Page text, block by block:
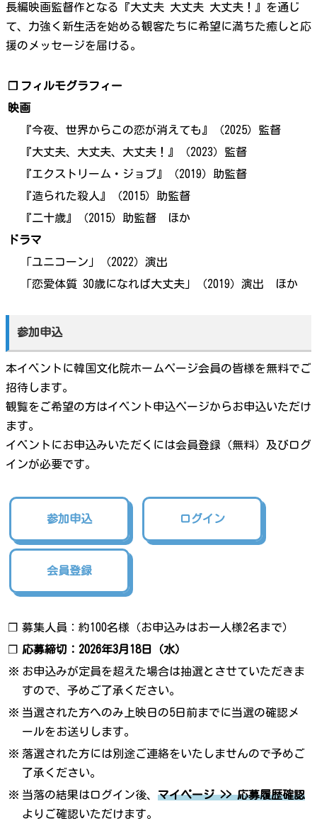
長編映画監督作となる『大丈夫 大丈夫 大丈夫！』を通じ
て、力強く新生活を始める観客たちに希望に満ちた癒しと応
援のメッセージを届ける。
❐ フィルモグラフィー
映画
『今夜、世界からこの恋が消えても』（2025）監督
『大丈夫、大丈夫、大丈夫！』（2023）監督
『エクストリーム・ジョブ』（2019）助監督
『造られた殺人』（2015）助監督
『二十歳』（2015）助監督 ほか
ドラマ
「ユニコーン」（2022）演出
「恋愛体質 30歳になれば大丈夫」（2019）演出 ほか
参加申込
本イベントに韓国文化院ホームページ会員の皆様を無料でご
招待します。
観覧をご希望の方はイベント申込ページからお申込いただけ
ます。
イベントにお申込みいただくには会員登録（無料）及びログ
インが必要です。
参加申込 ログイン
会員登録
❐ 募集人員：約100名様（お申込みはお一人様2名まで）
❐ 応募締切：2026年3月18日（水）
※ お申込みが定員を超えた場合は抽選とさせていただきま
すので、予めご了承ください。
※ 当選された方へのみ上映日の5日前までに当選の確認メ
ールをお送りします。
※ 落選された方には別途ご連絡をいたしませんので予めご
了承ください。
※ 当落の結果はログイン後、 マイページ >> 応募履歴確認
よりご確認いただけます。